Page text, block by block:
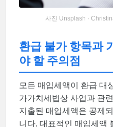
사진 Unsplash ·
환급 불가 항목과
야 할 주의점
모든 매입세액이 환급 대
가가치세법상 사업과 관
지출된 매입세액은 공제
니다. 대표적인 매입세액